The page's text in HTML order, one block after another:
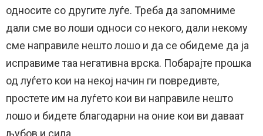
односите со другите луѓе. Треба да запомниме
дали сме во лоши односи со некого, дали некому
сме направиле нешто лошо и да се обидеме да ја
исправиме таа негативна врска. Побарајте прошка
од луѓето кои на некој начин ги повредивте,
простете им на луѓето кои ви направиле нешто
лошо и бидете благодарни на оние кои ви даваат
љубов и сила.